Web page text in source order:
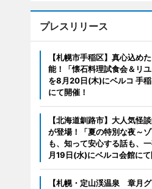
プレスリリース
【札幌市手稲区】真心込め
能！「懐石料理試食会＆リユ
を8月20日(木)にベルコ 手
にて開催！
【北海道釧路市】大人気怪
が登場！「夏の特別な夜～
も、知って安心する話も、
月19日(水)にベルコ会館にて
【札幌・定山渓温泉 章月